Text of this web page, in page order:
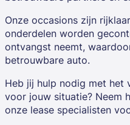
Onze occasions zijn
onderdelen worden
ontvangst neemt,
betrouwbare auto.
Heb jij hulp nodig met het
voor jouw situatie? Neem
onze lease specialisten